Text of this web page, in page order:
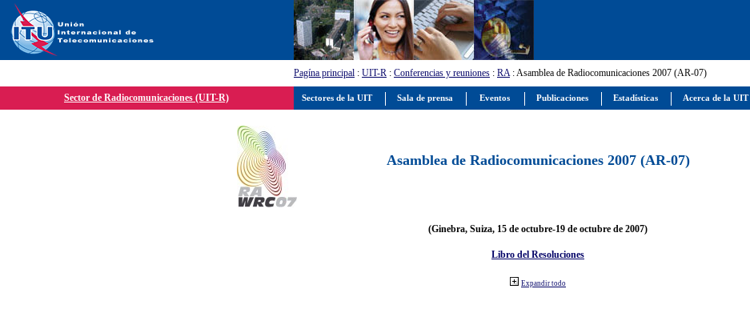
Pagína principal : UIT-R : Conferencias y reuniones : RA: Asamblea de Radiocomunicaciones 2007 (AR-07)
Sector de Radiocomunicaciones (UIT-R)
Asamblea de Radiocomunicaciones 2007 (AR-07)
(Ginebra, Suiza, 15 de octubre-19 de octubre de 2007)
Libro del Resoluciones
Expandir todo
Sectores de la UIT Sala de prensa Eventos Publicaciones Estadísticas Acerca de la UIT